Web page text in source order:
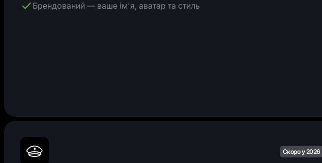
Брендований — ваше ім'я, аватар та стиль
Скоро у 2026